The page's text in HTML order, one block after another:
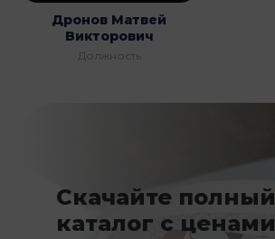
Дронов Матвей
Викторович
Должность
Скачайте полный
каталог с ценами